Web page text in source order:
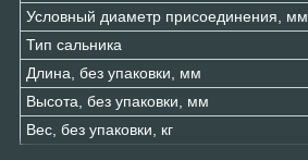
Условный диаметр присоединения, мм
Тип сальника
Длина, без упаковки, мм
Высота, без упаковки, мм
Вес, без упаковки, кг